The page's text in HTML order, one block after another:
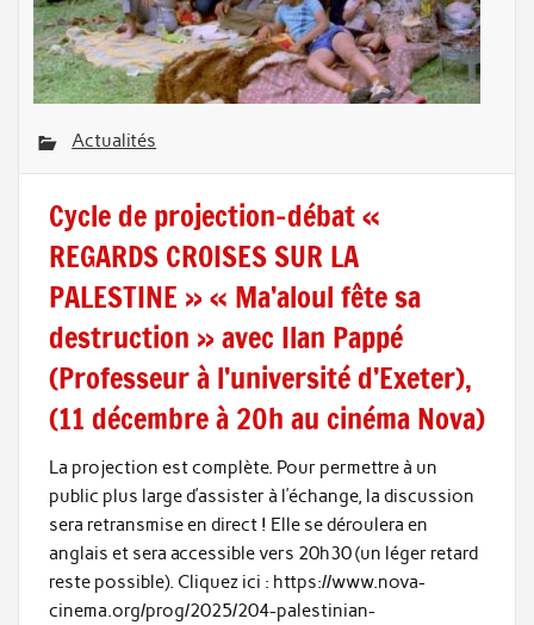
Actualités
Cycle de projection-débat «
REGARDS CROISES SUR LA
PALESTINE » « Ma’aloul fête sa
destruction » avec Ilan Pappé
(Professeur à l’université d’Exeter),
(11 décembre à 20h au cinéma Nova)
La projection est complète. Pour permettre à un
public plus large d’assister à l’échange, la discussion
sera retransmise en direct ! Elle se déroulera en
anglais et sera accessible vers 20h30 (un léger retard
reste possible). Cliquez ici : https://www.nova-
cinema.org/prog/2025/204-palestinian-